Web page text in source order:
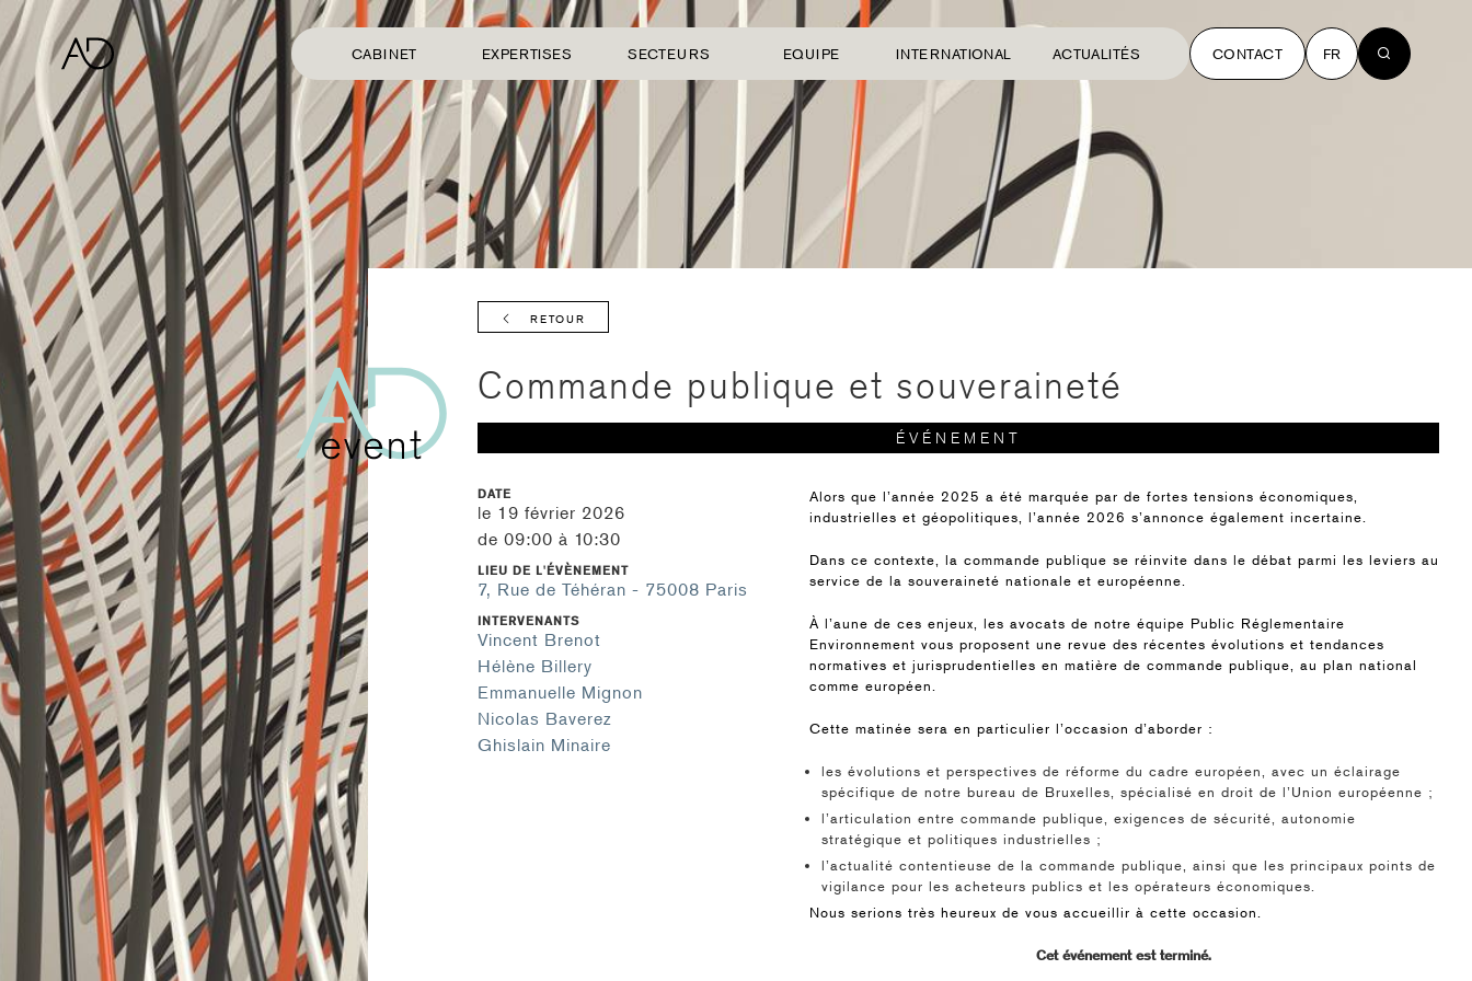
CABINET EXPERTISES SECTEURS EQUIPE INTERNATIONAL ACTUALITÉS CONTACT FR
RETOUR
Commande publique et souveraineté
ÉVÉNEMENT
DATE
le 19 février 2026
de 09:00 à 10:30
LIEU DE L'ÉVÈNEMENT
7, Rue de Téhéran - 75008 Paris
INTERVENANTS
Vincent Brenot
Hélène Billery
Emmanuelle Mignon
Nicolas Baverez
Ghislain Minaire
Alors que l’année 2025 a été marquée par de fortes tensions économiques,
industrielles et géopolitiques, l’année 2026 s’annonce également incertaine.
Dans ce contexte, la commande publique se réinvite dans le débat parmi les leviers au
service de la souveraineté nationale et européenne.
À l’aune de ces enjeux, les avocats de notre équipe Public Réglementaire
Environnement vous proposent une revue des récentes évolutions et tendances
normatives et jurisprudentielles en matière de commande publique, au plan national
comme européen.
Cette matinée sera en particulier l’occasion d’aborder :
les évolutions et perspectives de réforme du cadre européen, avec un éclairage
spécifique de notre bureau de Bruxelles, spécialisé en droit de l’Union européenne ;
l’articulation entre commande publique, exigences de sécurité, autonomie
stratégique et politiques industrielles ;
l’actualité contentieuse de la commande publique, ainsi que les principaux points de
vigilance pour les acheteurs publics et les opérateurs économiques.
Nous serions très heureux de vous accueillir à cette occasion.
Cet événement est terminé.